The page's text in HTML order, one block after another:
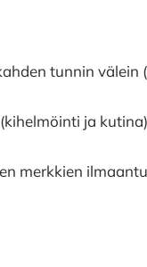
tunnin välein
ja kutina)
merkkien